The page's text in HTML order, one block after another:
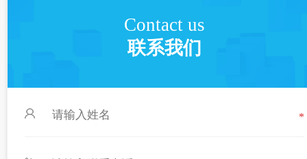
Contact us
联系我们
*